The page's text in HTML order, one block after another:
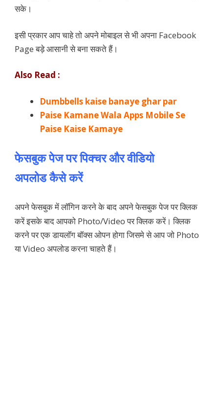
सके।
इसी प्रकार आप चाहे तो अपने मोबाइल से भी अपना Facebook
Page बड़े आसानी से बना सकते हैं।
Also Read :
Dumbbells kaise banaye ghar par
Paise Kamane Wala Apps Mobile Se
Paise Kaise Kamaye
फेसबुक पेज पर पिक्चर और वीडियो
अपलोडकैसेकरें
अपने फेसबुक में लॉगिनकरने के बाद अपने फेसबुक पेज पर क्लिक
करें इसके बाद आपको Photo/Video पर क्लिक करें। क्लिक
करने पर एक डायलॉग बॉक्स ओपन होगा जिसमे से आप जो Photo
या Video अपलोड करना चाहते हैं।